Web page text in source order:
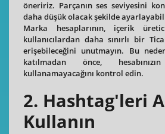
öneririz. Parçanın ses seviyesini
daha düşük olacak şekilde
Marka hesaplarının, içerik
kullanıcılardan daha sınırlı bir
erişebileceğini unutmayın. Bu
katılmadan önce,
kullanamayacağını kontrol edin.
2. Hashtag'leri
Kullanın